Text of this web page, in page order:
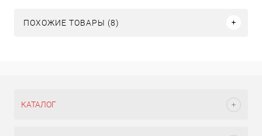
ПОХОЖИЕ ТОВАРЫ (8)
КАТАЛОГ